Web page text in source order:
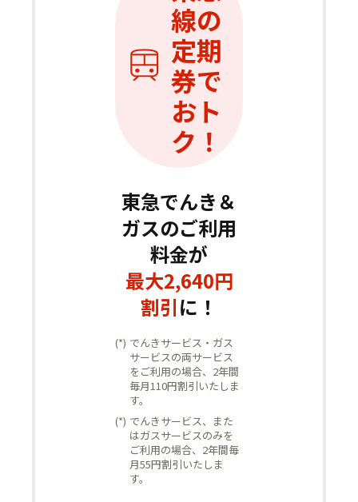
線の
定期
券で
おト
ク！
東急でんき＆
ガスのご利用
料金が
最大2,640円
割引に！
(*) でんきサービス・ガス
サービスの両サービス
をご利用の場合、2年間
毎月110円割引いたしま
す。
(*) でんきサービス、また
はガスサービスのみを
ご利用の場合、2年間毎
月55円割引いたしま
す。